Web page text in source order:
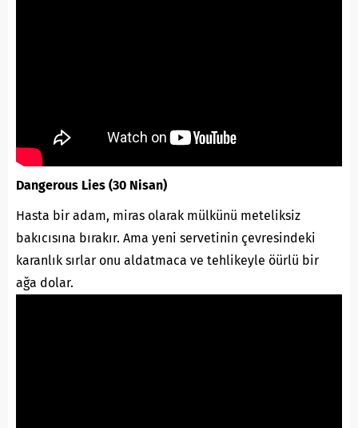
Dangerous Lies (30 Nisan)
Hasta bir adam, miras olarak mülkünü meteliksiz
bakıcısına bırakır. Ama yeni servetinin çevresindeki
karanlık sırlar onu aldatmaca ve tehlikeyle öürlü bir
ağa dolar.